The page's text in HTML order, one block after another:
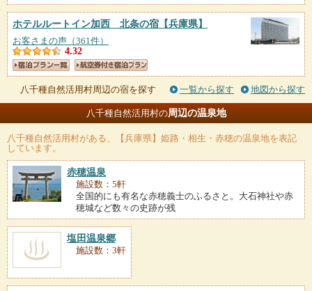
ホテルルートイン加西 北条の宿 【兵庫県】
お客さまの声（361件）
4.32
八千種自然活用村周辺の宿を探す 一覧から探す 地図から探す
八千種自然活用村の周辺の温泉地
八千種自然活用村がある、【兵庫県】姫路・相生・赤穂の温泉地を表記
しています。
赤穂温泉
施設数：5軒
全国的にも有名な赤穂義士のふるさと。大石神社や赤
穂城など数々の史跡が残
塩田温泉郷
施設数：3軒